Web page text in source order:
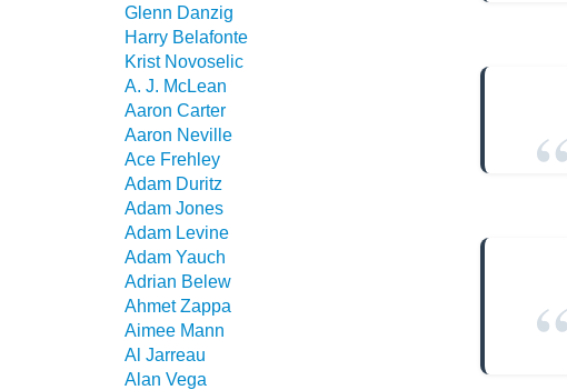
Glenn Danzig
Harry Belafonte
Krist Novoselic
A. J. McLean
Aaron Carter
Aaron Neville
Ace Frehley
Adam Duritz
Adam Jones
Adam Levine
Adam Yauch
Adrian Belew
Ahmet Zappa
Aimee Mann
Al Jarreau
Alan Vega